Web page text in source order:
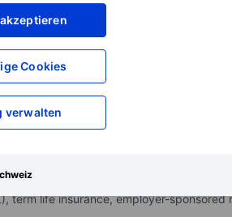
Cookies
verwalten
eröffnenum Zugriff auf mehr Diagramm-
operating segment includes
variable annuities, universal life
term life insurance, employer-